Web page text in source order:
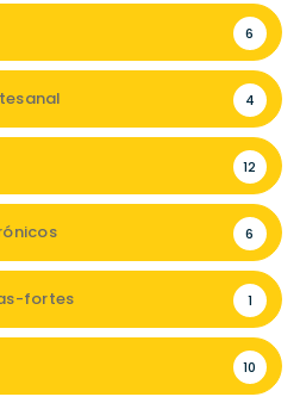
6
4
12
6
fortes 1
10